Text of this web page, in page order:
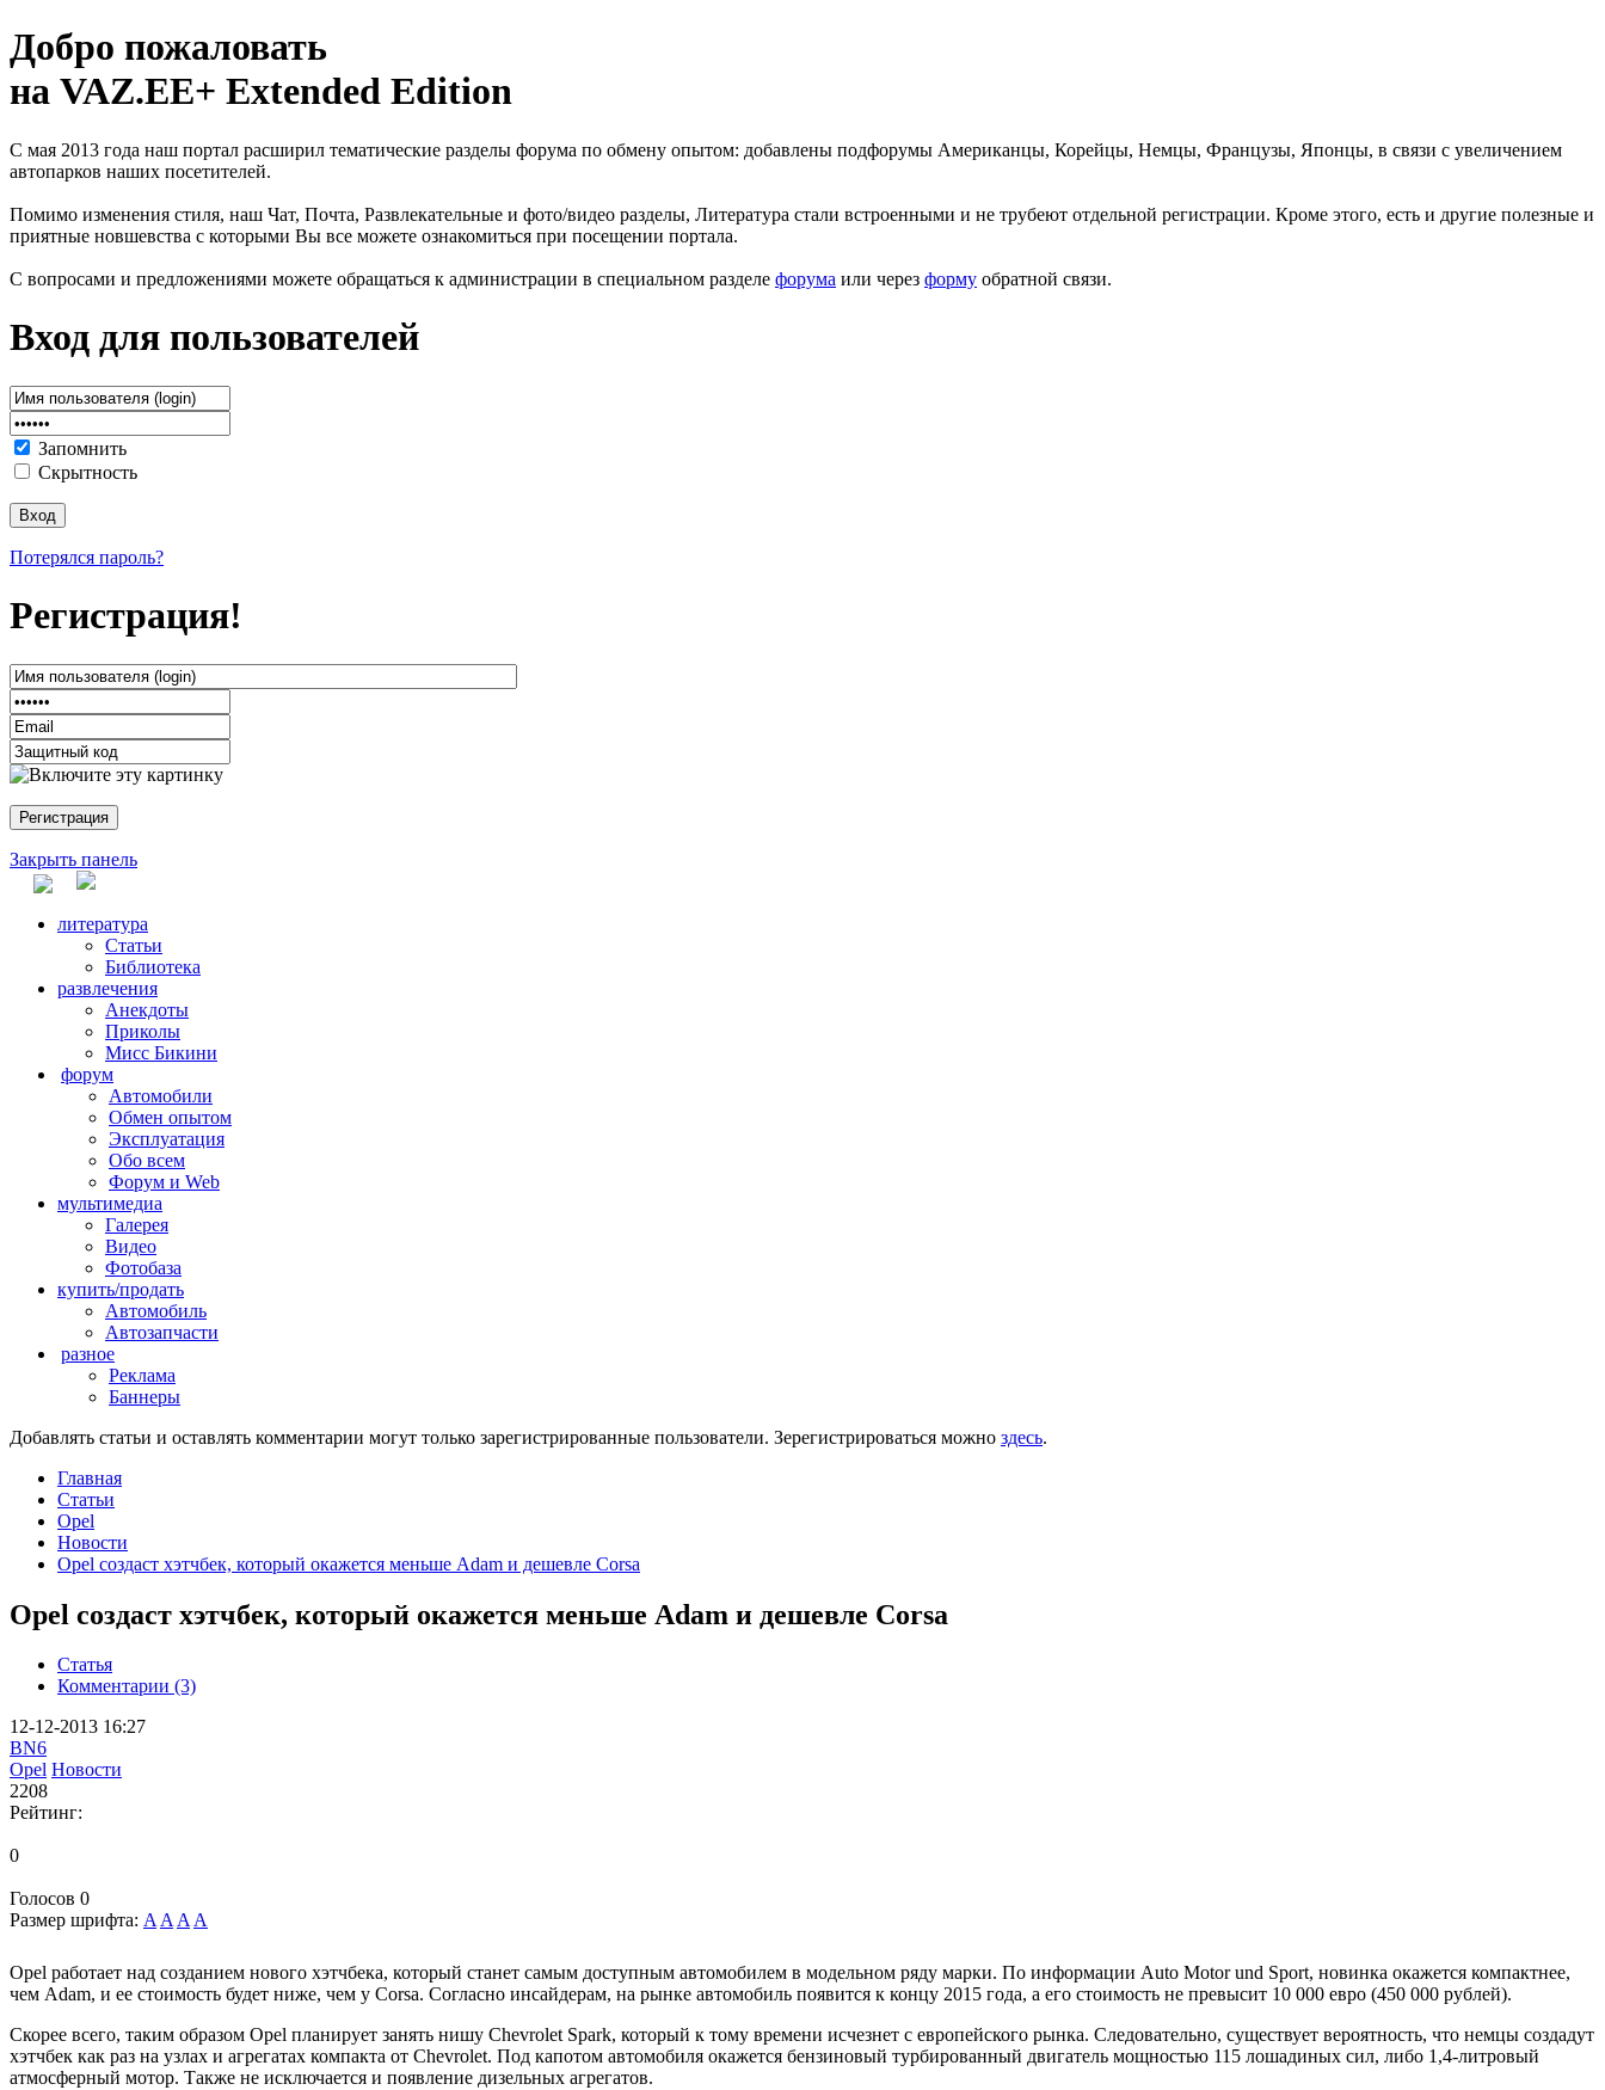
Добро пожаловать
на VAZ.EE+ Extended Edition
С мая 2013 года наш портал расширил тематические разделы форума по обмену опытом: добавлены подфорумы Американцы, Корейцы, Немцы, Французы, Японцы, в связи с увеличением
автопарков наших посетителей.
Помимо изменения стиля, наш Чат, Почта, Развлекательные и фото/видео разделы, Литература стали встроенными и не трубеют отдельной регистрации. Кроме этого, есть и другие полезные и
приятные новшевства с которыми Вы все можете ознакомиться при посещении портала.
С вопросами и предложениями можете обращаться к администрации в специальном разделе форума или через форму обратной связи.
Вход для пользователей
Запомнить
Скрытность
Потерялся пароль?
Регистрация!
Закрыть панель
литература
Статьи
Библиотека
развлечения
Анекдоты
Приколы
Мисс Бикини
форум
Автомобили
Обмен опытом
Эксплуатация
Обо всем
Форум и Web
мультимедиа
Галерея
Видео
Фотобаза
купить/продать
Автомобиль
Автозапчасти
разное
Реклама
Баннеры
Добавлять статьи и оставлять комментарии могут только зарегистрированные пользователи. Зерегистрироваться можно здесь.
Главная
Статьи
Opel
Новости
Opel создаст хэтчбек, который окажется меньше Adam и дешевле Corsa
Opel создаст хэтчбек, который окажется меньше Adam и дешевле Corsa
Статья
Комментарии (3)
12-12-2013 16:27
BN6
Opel Новости
2208
Рейтинг:
0
Голосов 0
Размер шрифта: AAAA
Opel работает над созданием нового хэтчбека, который станет самым доступным автомобилем в модельном ряду марки. По информации Auto Motor und Sport, новинка окажется компактнее,
чем Adam, и ее стоимость будет ниже, чем у Corsa. Согласно инсайдерам, на рынке автомобиль появится к концу 2015 года, а его стоимость не превысит 10 000 евро (450 000 рублей).
Скорее всего, таким образом Opel планирует занять нишу Chevrolet Spark, который к тому времени исчезнет с европейского рынка. Следовательно, существует вероятность, что немцы создадут
хэтчбек как раз на узлах и агрегатах компакта от Chevrolet. Под капотом автомобиля окажется бензиновый турбированный двигатель мощностью 115 лошадиных сил, либо 1,4-литровый
атмосферный мотор. Также не исключается и появление дизельных агрегатов.